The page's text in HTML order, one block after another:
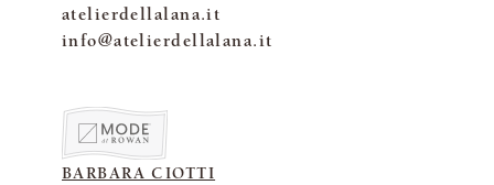
atelierdellalana.it
info@atelierdellalana.it
BARBARA CIOTTI